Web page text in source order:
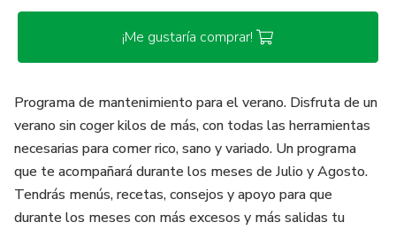
¡Me gustaría comprar!
Programa de mantenimiento para el verano. Disfruta de un
verano sin coger kilos de más, con todas las herramientas
necesarias para comer rico, sano y variado. Un programa
que te acompañará durante los meses de Julio y Agosto.
Tendrás menús, recetas, consejos y apoyo para que
durante los meses con más excesos y más salidas tu